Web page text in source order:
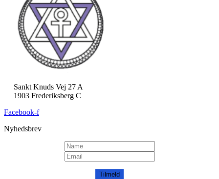
Sankt Knuds Vej 27 A
1903 Frederiksberg C
Facebook-f
Nyhedsbrev
Tilmeld